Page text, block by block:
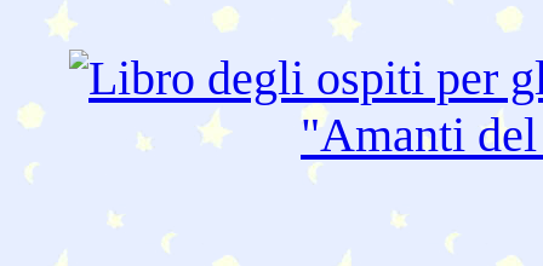
"Amanti